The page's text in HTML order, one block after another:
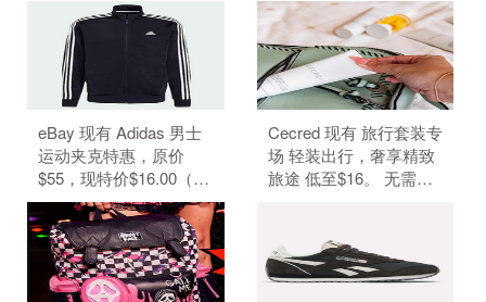
随时可能失效。
无需使用优惠码。 优惠
随时可能失效。
eBay 现有 Adidas 男士
运动夹克特惠，原价
$55，现特价$16.00（约
108.25元）。 无需使用
优惠码。 优惠随时可能
失效。
Cecred 现有 旅行套装专
场 轻装出行，奢享精致
旅途 低至$16。 无需使
14点59分。 满$50.00免
美国境内运费。